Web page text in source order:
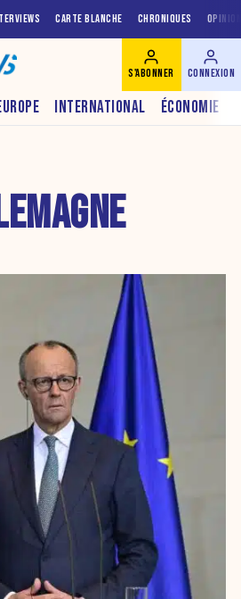
CARTE BLANCHE CHRONIQUES
INTERNATIONAL ÉCONOMIE
S'ABONNER CONNEXION